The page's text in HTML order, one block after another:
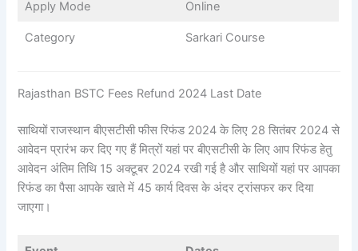
Apply Mode Online
Category Sarkari Course
Rajasthan BSTC Fees Refund 2024 Last Date
साथियों राजस्थान बीएसटीसी फीस रिफंड 2024 के लिए 28 सितंबर 2024 से
आवेदन प्रारंभ कर दिए गए हैं मित्रों यहां पर बीएसटीसी के लिए आप रिफंड हेतु
आवेदन अंतिम तिथि 15 अक्टूबर 2024 रखी गई है और साथियों यहां पर आपका
रिफंड का पैसा आपके खाते में 45 कार्य दिवस के अंदर ट्रांसफर कर दिया
जाएगा।